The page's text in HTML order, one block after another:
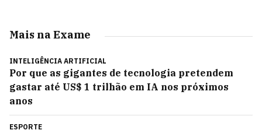
Mais na Exame
INTELIGÊNCIA ARTIFICIAL
Por que as gigantes de tecnologia pretendem
gastar até US$ 1 trilhão em IA nos próximos
anos
ESPORTE